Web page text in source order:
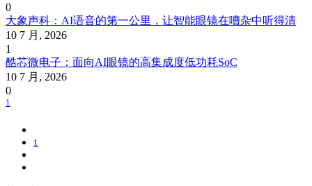
0
大象声科：AI语音的第一公里，让智能眼镜在嘈杂中听得清
10 7 月, 2026
1
酷芯微电子：面向AI眼镜的高集成度低功耗SoC
10 7 月, 2026
0
1
1